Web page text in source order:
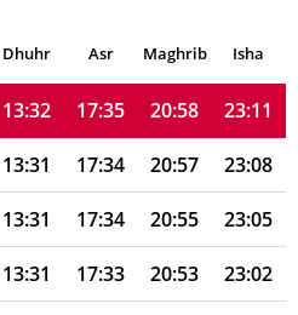
Dhuhr Asr Maghrib Isha
13:32 17:36 21:00 23:14
13:32 17:35 20:58 23:11
13:31 17:34 20:57 23:08
13:31 17:34 20:55 23:05
13:31 17:33 20:53 23:02